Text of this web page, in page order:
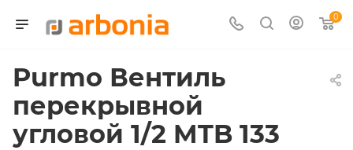
0
Purmo Вентиль
перекрывной
угловой 1/2 MTB 133